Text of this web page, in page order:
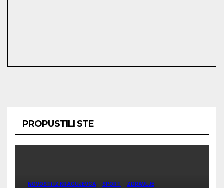
PROPUSTILI STE
NOVOSTI IZ KRAGUJEVCA SPORT ZDRAVLJE